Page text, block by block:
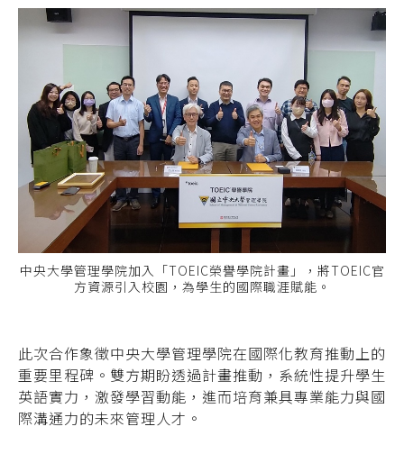
中央大學管理學院加入「TOEIC榮譽學院計畫」，將TOEIC官
方資源引入校園，為學生的國際職涯賦能。
此次合作象徵中央大學管理學院在國際化教育推動上的
重要里程碑。雙方期盼透過計畫推動，系統性提升學生
英語實力，激發學習動能，進而培育兼具專業能力與國
際溝通力的未來管理人才。